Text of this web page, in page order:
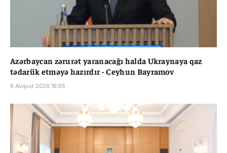
Azərbaycan zərurət yaranacağı halda Ukraynaya qaz
tədarük etməyə hazırdır - Ceyhun Bayramov
6 Avqust 2026 16:05